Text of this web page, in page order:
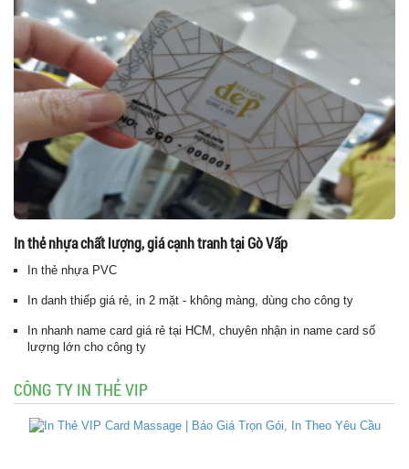
In thẻ nhựa chất lượng, giá cạnh tranh tại Gò Vấp
In thẻ nhựa PVC
In danh thiếp giá rẻ, in 2 mặt - không màng, dùng cho công ty
In nhanh name card giá rẻ tại HCM, chuyên nhận in name card số
lượng lớn cho công ty
CÔNG TY IN THẺ VIP